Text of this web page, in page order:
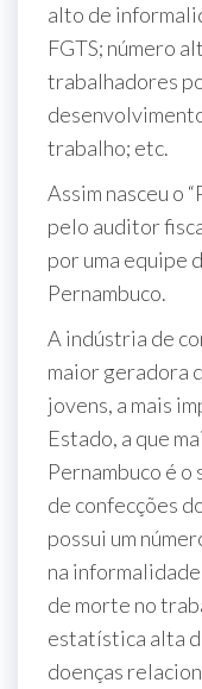
alto de
FGTS; número
trabalhadores
trabalho; etc.
Assim nasceu o
pelo auditor
por uma equipe
Pernambuco.
A indústria de
maior geradora
jovens, a mais
Estado, a que
Pernambuco é
de confecções
possui um
na
de morte no
estatística alta
doenças